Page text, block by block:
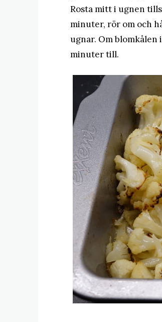
Rosta mitt i ugnen
minuter, rör om och
ugnar. Om
minuter till.